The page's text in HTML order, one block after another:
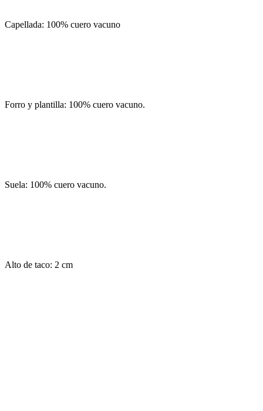
Capellada: 100% cuero vacuno
Forro y plantilla: 100% cuero vacuno.
Suela: 100% cuero vacuno.
Alto de taco: 2 cm